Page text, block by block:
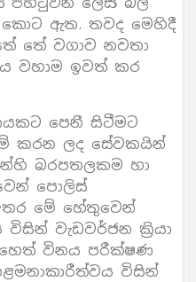
ඇත. තවද මෙහිදී
තේ වගාව නවතා
වහාම ඉවත් කර
පෙනී සිටීමට
කරන ලද සේවකයින්
බරපතලකම හා
පොලිස්
මේ හේතුවෙන්
වැඩවර්ජන ක්‍රියා
විනය පරීක්ෂණ
විසින්